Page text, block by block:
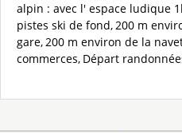
alpin : avec l' espace ludique
pistes ski de fond 200 m
gare 200 m environ de la
commerces Départ